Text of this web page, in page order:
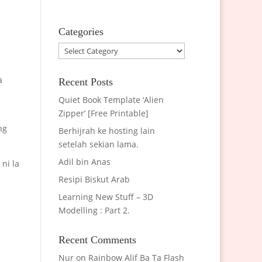
ni la
Categories
Categories
Recent Posts
Quiet Book Template ‘Alien
Zipper’ [Free Printable]
Berhijrah ke hosting lain
setelah sekian lama.
Adil bin Anas
Resipi Biskut Arab
Learning New Stuff – 3D
Modelling : Part 2.
Recent Comments
Nur on Rainbow Alif Ba Ta Flash